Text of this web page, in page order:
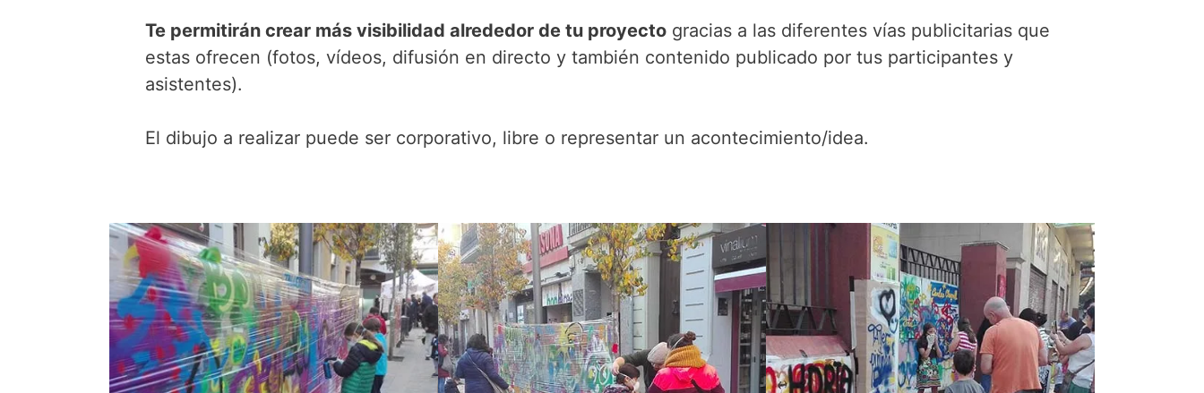
Te permitirán crear más visibilidad alrededor de tu proyecto gracias a las diferentes vías publicitarias que
estas ofrecen (fotos, vídeos, difusión en directo y también contenido publicado por tus participantes y
asistentes).
El dibujo a realizar puede ser corporativo, libre o representar un acontecimiento/idea.